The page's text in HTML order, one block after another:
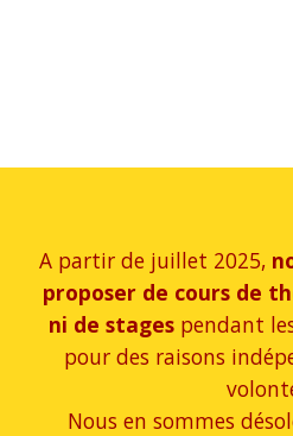
A partir de juillet 2025,
proposer de cours de
ni de stages pendant
pour des raisons
Nous en sommes